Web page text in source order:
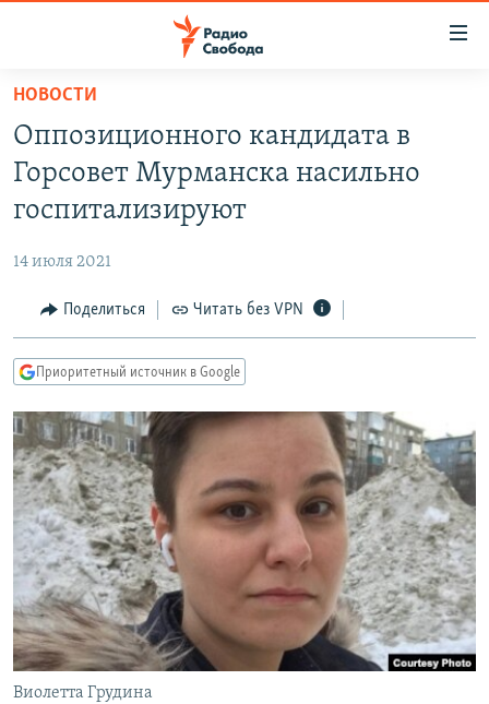
упрощенного
доступа
Вернуться
основному
Вернутся
Вернутся
поиску
АВТОРСКИЕ ПРОЕКТЫ
МНЕНИЯ
КУЛЬТУРА
КАВКАЗ.РЕАЛИИ
СЕВЕР.РЕАЛИИ
СИБИРЬ.РЕАЛИИ
РАСПИСАНИЕ ВЕЩАНИЯ
ПОДПИШИТЕСЬ НА РАССЫЛКУ
СОЦИАЛЬНЫЕ СЕТИ
НОВОСТИ
Оппозиционного кандидата в
Горсовет Мурманска насильно
госпитализируют
14 июля 2021
Поделиться Читать без VPN
Приоритетный источник в Google
Виолетта Грудина